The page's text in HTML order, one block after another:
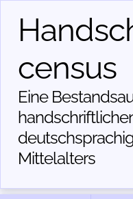
census
Eine
Mittelalters